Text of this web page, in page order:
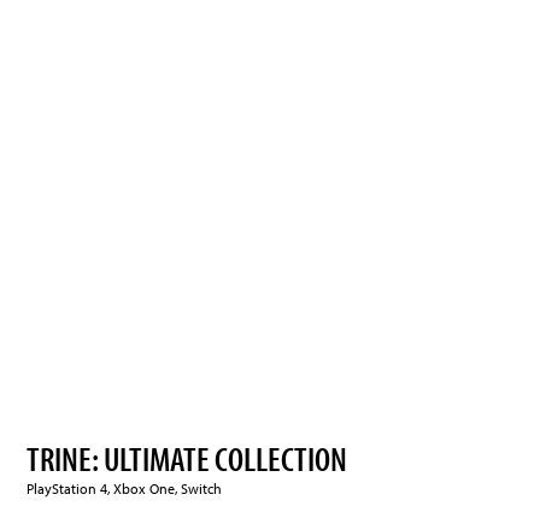
TRINE: ULTIMATE COLLECTION
PlayStation 4, Xbox One, Switch